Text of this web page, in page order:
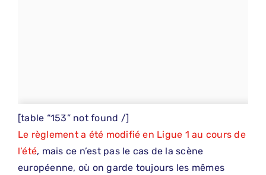
[table “153” not found /]
Le règlement a été modifié en Ligue 1 au cours de
l’été, mais ce n’est pas le cas de la scène
européenne, où on garde toujours les mêmes